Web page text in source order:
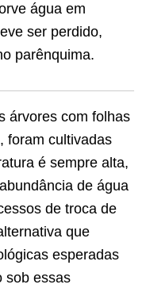
água em
ser perdido,
parênquima.
árvores com folhas
foram cultivadas
é sempre alta,
de água
de troca de
que
esperadas
sob essas